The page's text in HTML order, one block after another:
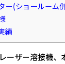
ー(ショールーム
績
ーザー溶接機